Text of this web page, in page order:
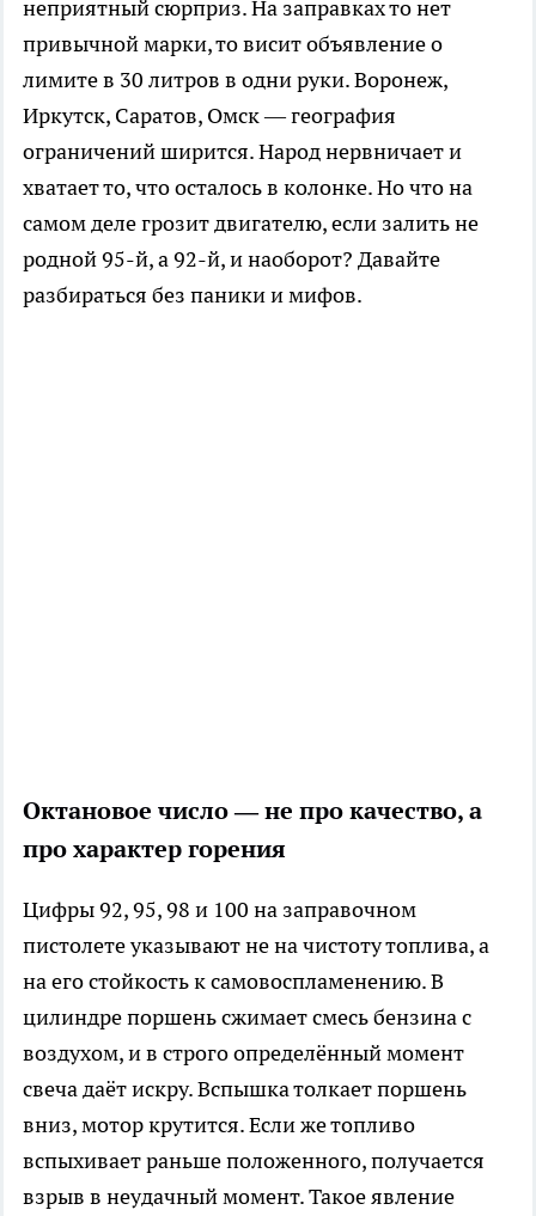
неприятный сюрприз. На заправках то нет
привычной марки, то висит объявление о
лимите в 30 литров в одни руки. Воронеж,
Иркутск, Саратов, Омск — география
ограничений ширится. Народ нервничает и
хватает то, что осталось в колонке. Но что на
самом деле грозит двигателю, если залить не
родной 95-й, а 92-й, и наоборот? Давайте
разбираться без паники и мифов.
Октановое число — не про качество, а
про характер горения
Цифры 92, 95, 98 и 100 на заправочном
пистолете указывают не на чистоту топлива, а
на его стойкость к самовоспламенению. В
цилиндре поршень сжимает смесь бензина с
воздухом, и в строго определённый момент
свеча даёт искру. Вспышка толкает поршень
вниз, мотор крутится. Если же топливо
вспыхивает раньше положенного, получается
взрыв в неудачный момент. Такое явление